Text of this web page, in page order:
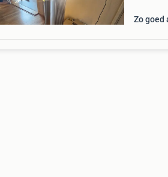
Zo goed